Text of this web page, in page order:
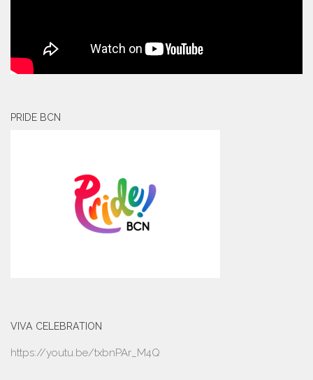
PRIDE BCN
VIVA CELEBRATION
https://youtu.be/txbnPAr_M4Q